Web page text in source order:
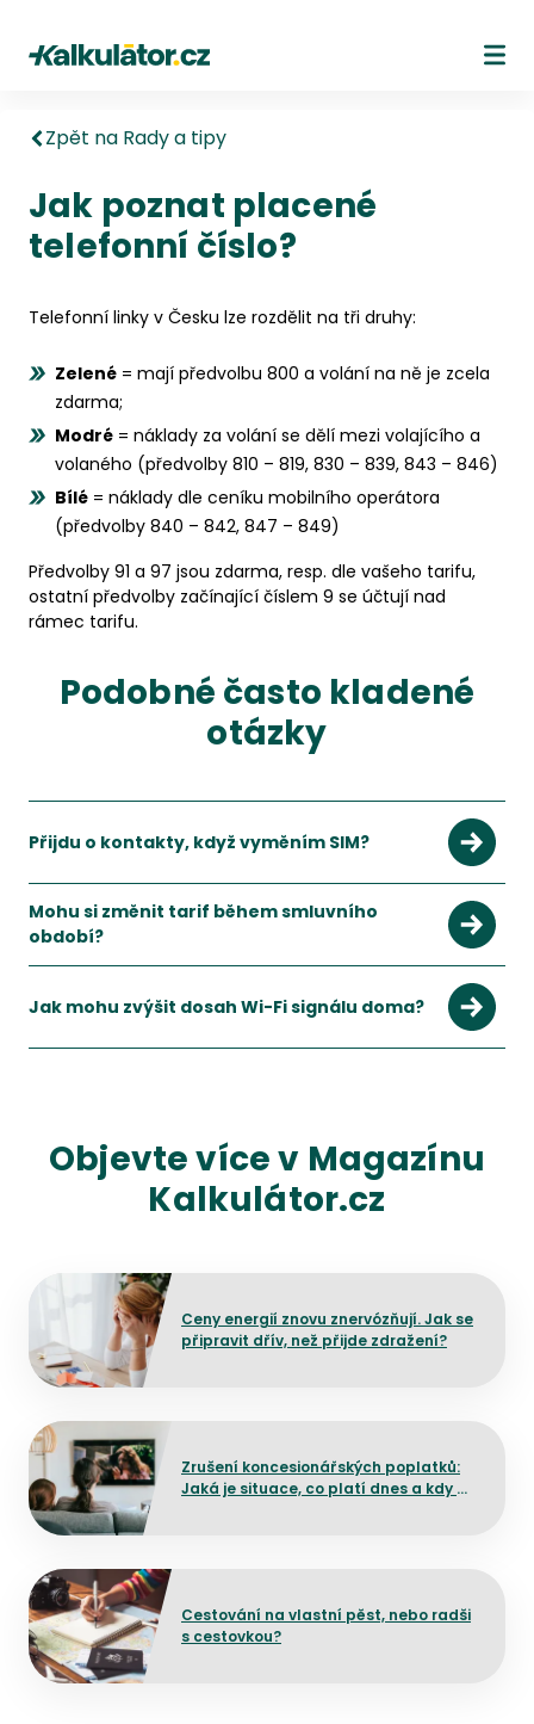
Kalkulátor.cz
Zpět na Rady a tipy
Jak poznat placené
telefonní číslo?
Telefonní linky v Česku lze rozdělit na tři druhy:
Zelené = mají předvolbu 800 a volání na ně je zcela
zdarma;
Modré = náklady za volání se dělí mezi volajícího a
volaného (předvolby 810 – 819, 830 – 839, 843 – 846)
Bílé = náklady dle ceníku mobilního operátora
(předvolby 840 – 842, 847 – 849)
Předvolby 91 a 97 jsou zdarma, resp. dle vašeho tarifu,
ostatní předvolby začínající číslem 9 se účtují nad
rámec tarifu.
Podobné často kladené
otázky
Přijdu o kontakty, když vyměním SIM?
Mohu si změnit tarif během smluvního
období?
Ano, většina operátorů umožňuje změnu tarifu, obvykle
Jak mohu zvýšit dosah Wi-Fi signálu doma?
Umístěte router do středu domácnosti, použijte Wi-Fi
Objevte více v Magazínu
Kalkulátor.cz
Ceny energií znovu znervózňují. Jak se
připravit dřív, než přijde zdražení?
Přejít na detail článku
Zrušení koncesionářských poplatků:
Jaká je situace, co platí dnes a kdy by
Přejít na detail článku
Cestování na vlastní pěst, nebo radši
s cestovkou?
Přejít na detail článku